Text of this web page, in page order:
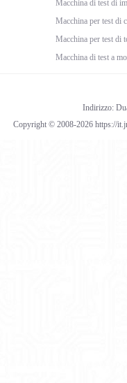
Macchina di test di
Macchina per test di
Macchina per test di
Macchina di test a
Indirizzo:
Copyright © 2008-2026 https://